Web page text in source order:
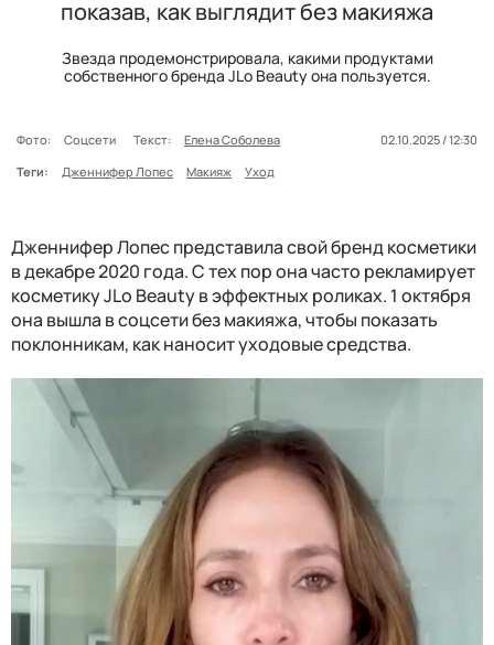
показав, как выглядит без макияжа
Звезда продемонстрировала, какими продуктами
собственного бренда JLo Beauty она пользуется.
Фото: Соцсети Текст: Елена Соболева
02.10.2025 / 12:30
Теги:
Дженнифер Лопес Макияж Уход
Дженнифер Лопес представила свой бренд косметики
в декабре 2020 года. С тех пор она часто рекламирует
косметику JLo Beauty в эффектных роликах. 1 октября
она вышла в соцсети без макияжа, чтобы показать
поклонникам, как наносит уходовые средства.